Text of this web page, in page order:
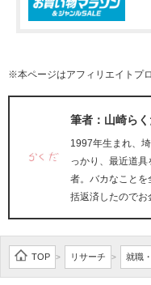
※本ページはアフィリエイトプ
筆者：山崎ら
1997年生まれ、
っかり、最近道
者。バカなこと
括返済したのでお
TOP > リサーチ > 就職